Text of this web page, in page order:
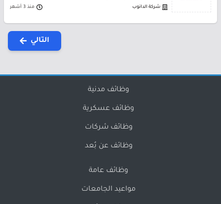
شركة الدانوب منذ 3 أشهر
التالي
وظائف مدنية
وظائف عسكرية
وظائف شركات
وظائف عن بُعد
وظائف عامة
مواعيد الجامعات